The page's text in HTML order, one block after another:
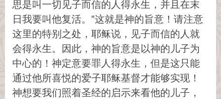
思是叫一切见子而信的人得永生，并且在末
日我要叫他复活。”这就是神的旨意！请注意
这里的特别之处，耶稣说，见子而信的人就
会得永生。因此，神的旨意是以神的儿子为
中心的！神定意要罪人得永生，但是这只能
通过他所喜悦的爱子耶稣基督才能够实现！
神想要我们照着圣经的启示来看他的儿子，